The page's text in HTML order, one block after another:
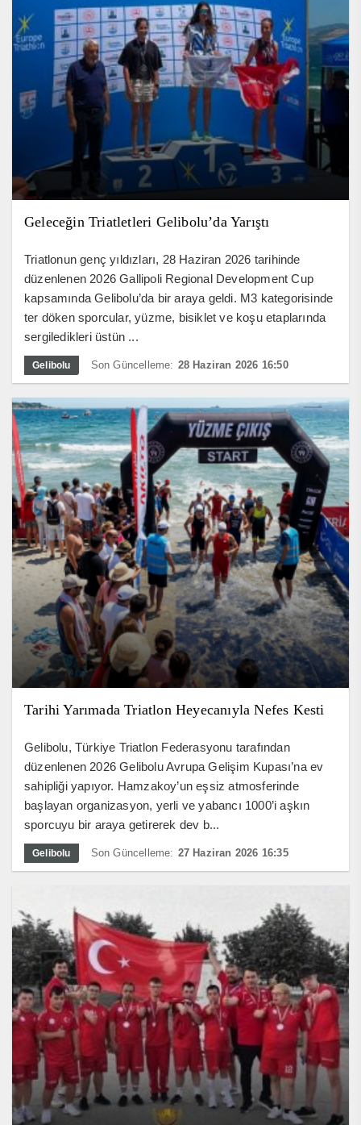
Geleceğin Triatletleri Gelibolu’da Yarıştı
Triatlonun genç yıldızları, 28 Haziran 2026 tarihinde
düzenlenen 2026 Gallipoli Regional Development Cup
kapsamında Gelibolu’da bir araya geldi. M3 kategorisinde
ter döken sporcular, yüzme, bisiklet ve koşu etaplarında
sergiledikleri üstün ...
Gelibolu Son Güncelleme: 28 Haziran 2026 16:50
Tarihi Yarımada Triatlon Heyecanıyla Nefes Kesti
Gelibolu, Türkiye Triatlon Federasyonu tarafından
düzenlenen 2026 Gelibolu Avrupa Gelişim Kupası’na ev
sahipliği yapıyor. Hamzakoy’un eşsiz atmosferinde
başlayan organizasyon, yerli ve yabancı 1000’i aşkın
sporcuyu bir araya getirerek dev b...
Gelibolu Son Güncelleme: 27 Haziran 2026 16:35